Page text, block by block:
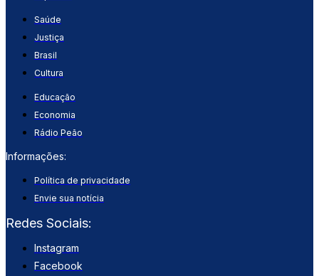
Saúde
Justiça
Brasil
Cultura
Educação
Economia
Rádio Peão
Informações:
Política de privacidade
Envie sua notícia
Redes Sociais:
Instagram
Facebook